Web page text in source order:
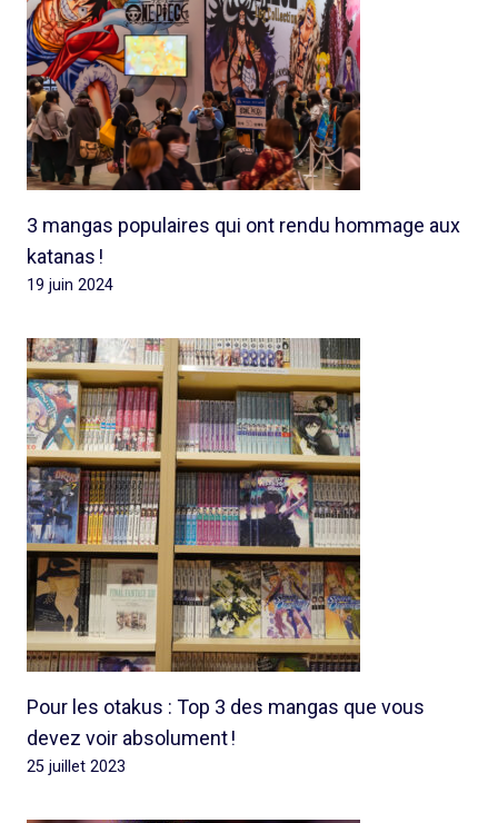
3 mangas populaires qui ont rendu hommage aux
katanas !
19 juin 2024
Pour les otakus : Top 3 des mangas que vous
devez voir absolument !
25 juillet 2023